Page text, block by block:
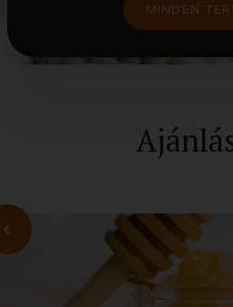
MINDEN